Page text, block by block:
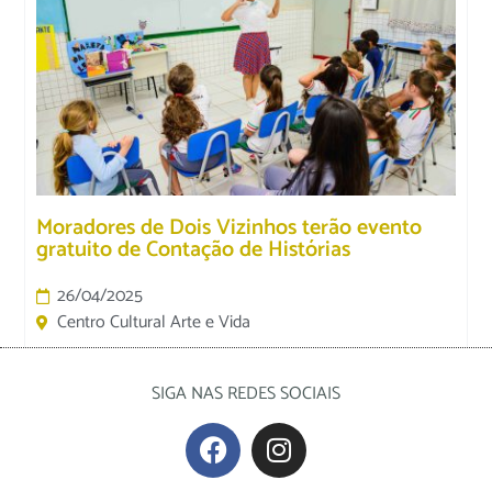
Moradores de Dois Vizinhos terão evento
gratuito de Contação de Histórias
26/04/2025
Centro Cultural Arte e Vida
SIGA NAS REDES SOCIAIS